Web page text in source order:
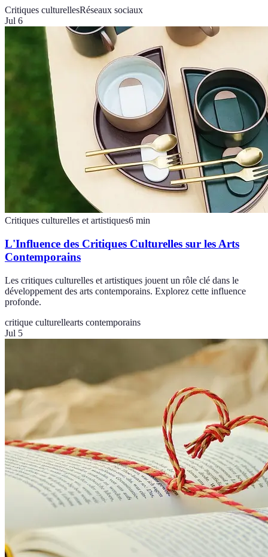
Critiques culturellesRéseaux sociaux
Jul 6
Critiques culturelles et artistiques6 min
L'Influence des Critiques Culturelles sur les Arts
Contemporains
Les critiques culturelles et artistiques jouent un rôle clé dans le
développement des arts contemporains. Explorez cette influence
profonde.
critique culturellearts contemporains
Jul 5